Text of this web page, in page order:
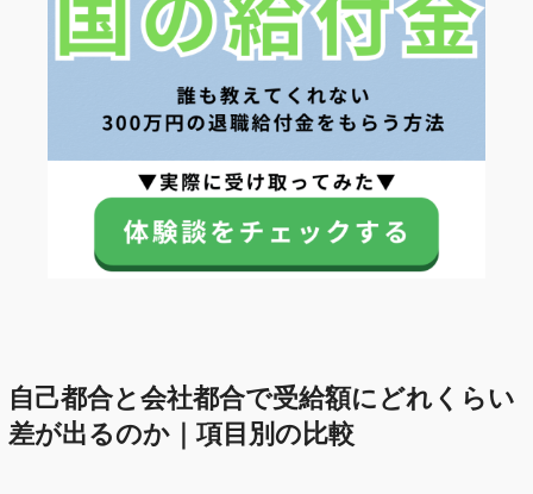
自己都合と会社都合で受給額にどれくらい
差が出るのか｜項目別の比較